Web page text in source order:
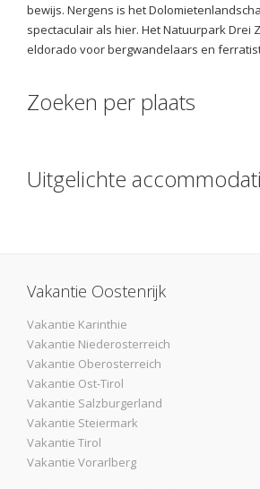
bewijs. Nergens is het
spectaculair als hier. Het Natuurpark Drei
eldorado voor bergwandelaars en
Zoeken per plaats
Uitgelichte
Vakantie Oostenrijk
Vakantie Karinthie
Vakantie Niederosterreich
Vakantie Oberosterreich
Vakantie Ost-Tirol
Vakantie Salzburgerland
Vakantie Steiermark
Vakantie Tirol
Vakantie Vorarlberg